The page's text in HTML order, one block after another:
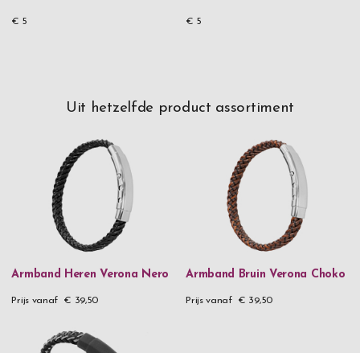
€ 5 € 5
Uit hetzelfde product assortiment
Armband Heren Verona Nero
Prijs vanaf € 39,50
Armband Bruin Verona Choko
Prijs vanaf € 39,50